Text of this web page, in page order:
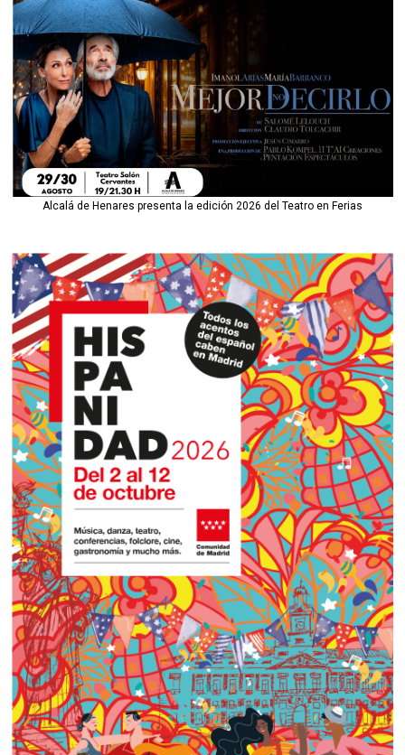
Alcalá de Henares presenta la edición 2026 del Teatro en Ferias